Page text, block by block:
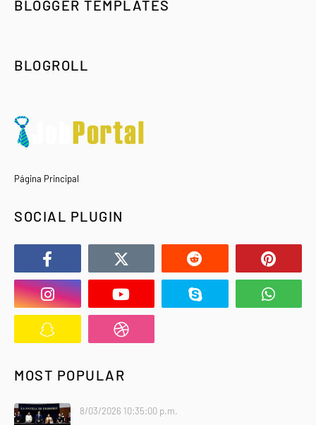
BLOGGER TEMPLATES
BLOGROLL
Página Principal
SOCIAL PLUGIN
MOST POPULAR
8/03/2026 10:35:00 p.m.